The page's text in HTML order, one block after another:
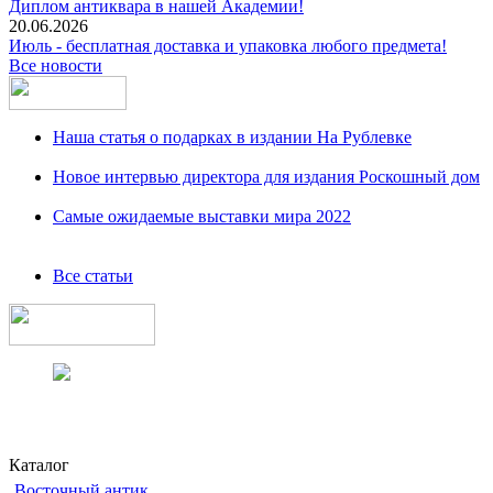
Диплом антиквара в нашей Академии!
20.06.2026
Июль - бесплатная доставка и упаковка любого предмета!
Все новости
Наша статья о подарках в издании На Рублевке
Новое интервью директора для издания Роскошный дом
Самые ожидаемые выставки мира 2022
Все статьи
Каталог